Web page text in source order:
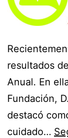
resultados
Anual. En
Fundación,
destacó
cuidado…